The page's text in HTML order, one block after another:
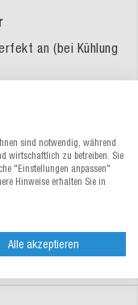
an (bei Kühlung
unbedenklich
sind notwendig, während
wirtschaftlich zu betreiben. Sie
"Einstellungen anpassen"
Hinweise erhalten Sie in
Alle akzeptieren